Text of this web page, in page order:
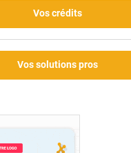
Vos crédits
Vos solutions pros